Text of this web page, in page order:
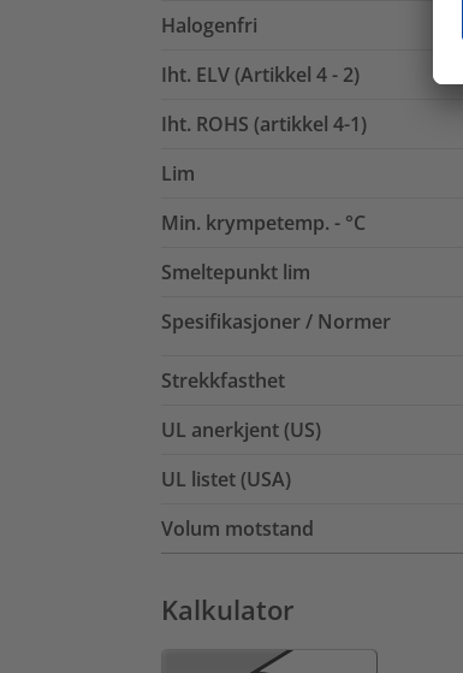
Halogenfri
Iht. ELV (Artikkel 4 - 2)
Iht. ROHS (artikkel 4-1)
Lim
Min. krympetemp. - °C
Smeltepunkt lim
Spesifikasjoner / Normer
Strekkfasthet
UL anerkjent (US)
UL listet (USA)
Volum motstand
Kalkulator